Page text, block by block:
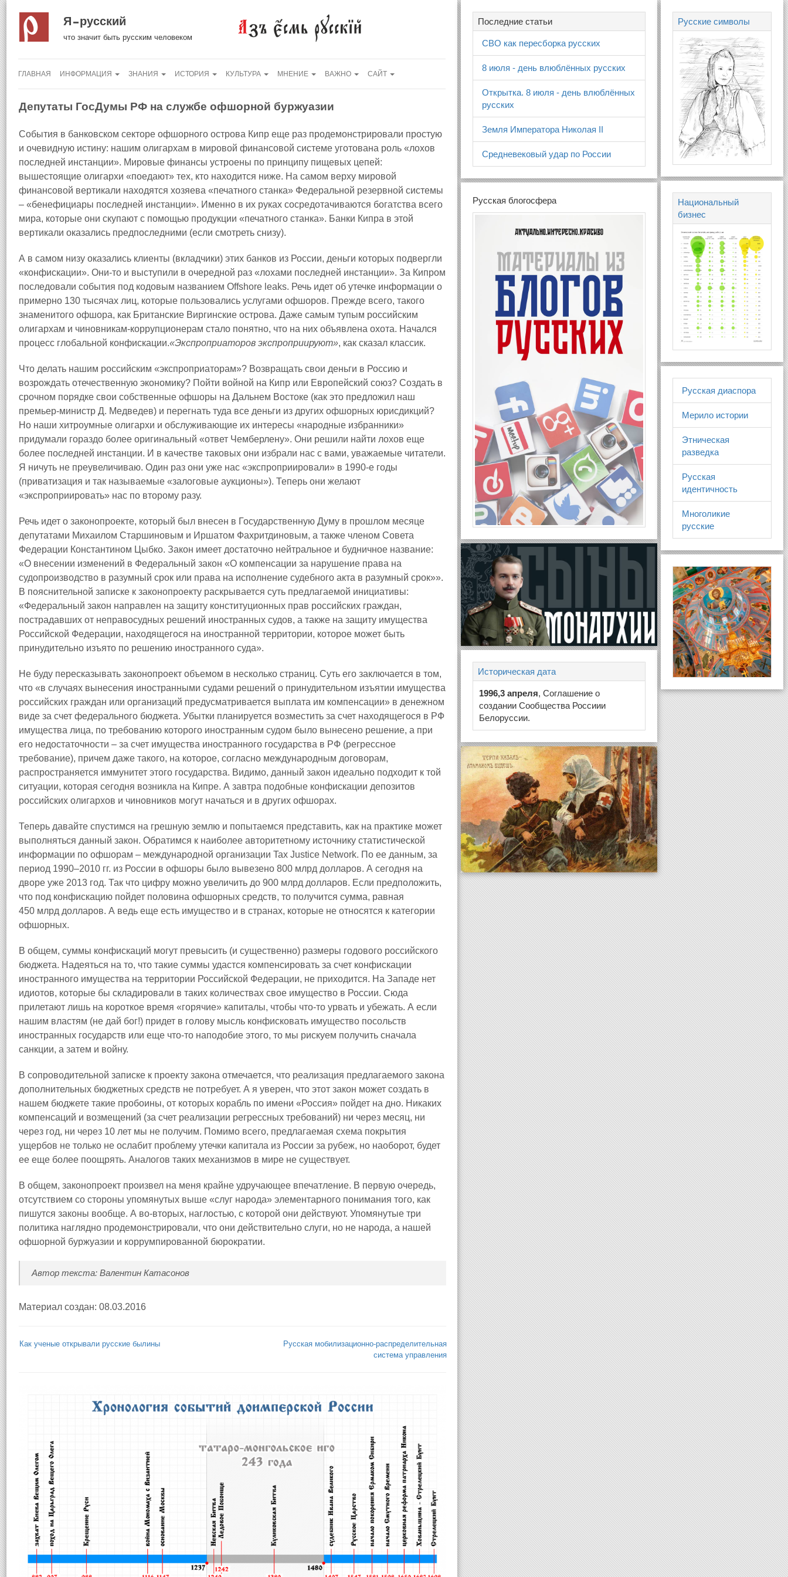
Я русский
что значит быть русским человеком
ГЛАВНАЯ ИНФОРМАЦИЯ ЗНАНИЯ ИСТОРИЯ КУЛЬТУРА МНЕНИЕ ВАЖНО САЙТ
Депутаты ГосДумы РФ на службе офшорной буржуазии
События в банковском секторе офшорного острова Кипр еще раз продемонстрировали простую
и очевидную истину: нашим олигархам в мировой финансовой системе уготована роль «лохов
последней инстанции». Мировые финансы устроены по принципу пищевых цепей:
вышестоящие олигархи «поедают» тех, кто находится ниже. На самом верху мировой
финансовой вертикали находятся хозяева «печатного станка» Федеральной резервной системы
– «бенефициары последней инстанции». Именно в их руках сосредотачиваются богатства всего
мира, которые они скупают с помощью продукции «печатного станка». Банки Кипра в этой
вертикали оказались предпоследними (если смотреть снизу).
А в самом низу оказались клиенты (вкладчики) этих банков из России, деньги которых подвергли
«конфискации». Они-то и выступили в очередной раз «лохами последней инстанции». За Кипром
последовали события под кодовым названием Offshore leaks. Речь идет об утечке информации о
примерно 130 тысячах лиц, которые пользовались услугами офшоров. Прежде всего, такого
знаменитого офшора, как Британские Виргинские острова. Даже самым тупым российским
олигархам и чиновникам-коррупционерам стало понятно, что на них объявлена охота. Начался
процесс глобальной конфискации.«Экспроприаторов экспроприируют», как сказал классик.
Что делать нашим российским «экспроприаторам»? Возвращать свои деньги в Россию и
возрождать отечественную экономику? Пойти войной на Кипр или Европейский союз? Создать в
срочном порядке свои собственные офшоры на Дальнем Востоке (как это предложил наш
премьер-министр Д. Медведев) и перегнать туда все деньги из других офшорных юрисдикций?
Но наши хитроумные олигархи и обслуживающие их интересы «народные избранники»
придумали гораздо более оригинальный «ответ Чемберлену». Они решили найти лохов еще
более последней инстанции. И в качестве таковых они избрали нас с вами, уважаемые читатели.
Я ничуть не преувеличиваю. Один раз они уже нас «экспроприировали» в 1990-е годы
(приватизация и так называемые «залоговые аукционы»). Теперь они желают
«экспроприировать» нас по второму разу.
Речь идет о законопроекте, который был внесен в Государственную Думу в прошлом месяце
депутатами Михаилом Старшиновым и Иршатом Фахритдиновым, а также членом Совета
Федерации Константином Цыбко. Закон имеет достаточно нейтральное и будничное название:
«О внесении изменений в Федеральный закон «О компенсации за нарушение права на
судопроизводство в разумный срок или права на исполнение судебного акта в разумный срок»».
В пояснительной записке к законопроекту раскрывается суть предлагаемой инициативы:
«Федеральный закон направлен на защиту конституционных прав российских граждан,
пострадавших от неправосудных решений иностранных судов, а также на защиту имущества
Российской Федерации, находящегося на иностранной территории, которое может быть
принудительно изъято по решению иностранного суда».
Не буду пересказывать законопроект объемом в несколько страниц. Суть его заключается в том,
что «в случаях вынесения иностранными судами решений о принудительном изъятии имущества
российских граждан или организаций предусматривается выплата им компенсации» в денежном
виде за счет федерального бюджета. Убытки планируется возместить за счет находящегося в РФ
имущества лица, по требованию которого иностранным судом было вынесено решение, а при
его недостаточности – за счет имущества иностранного государства в РФ (регрессное
требование), причем даже такого, на которое, согласно международным договорам,
распространяется иммунитет этого государства. Видимо, данный закон идеально подходит к той
ситуации, которая сегодня возникла на Кипре. А завтра подобные конфискации депозитов
российских олигархов и чиновников могут начаться и в других офшорах.
Теперь давайте спустимся на грешную землю и попытаемся представить, как на практике может
выполняться данный закон. Обратимся к наиболее авторитетному источнику статистической
информации по офшорам – международной организации Tax Justice Network. По ее данным, за
период 1990–2010 гг. из России в офшоры было вывезено 800 млрд долларов. А сегодня на
дворе уже 2013 год. Так что цифру можно увеличить до 900 млрд долларов. Если предположить,
что под конфискацию пойдет половина офшорных средств, то получится сумма, равная
450 млрд долларов. А ведь еще есть имущество и в странах, которые не относятся к категории
офшорных.
В общем, суммы конфискаций могут превысить (и существенно) размеры годового российского
бюджета. Надеяться на то, что такие суммы удастся компенсировать за счет конфискации
иностранного имущества на территории Российской Федерации, не приходится. На Западе нет
идиотов, которые бы складировали в таких количествах свое имущество в России. Сюда
прилетают лишь на короткое время «горячие» капиталы, чтобы что-то урвать и убежать. А если
нашим властям (не дай бог!) придет в голову мысль конфисковать имущество посольств
иностранных государств или еще что-то наподобие этого, то мы рискуем получить сначала
санкции, а затем и войну.
В сопроводительной записке к проекту закона отмечается, что реализация предлагаемого закона
дополнительных бюджетных средств не потребует. А я уверен, что этот закон может создать в
нашем бюджете такие пробоины, от которых корабль по имени «Россия» пойдет на дно. Никаких
компенсаций и возмещений (за счет реализации регрессных требований) ни через месяц, ни
через год, ни через 10 лет мы не получим. Помимо всего, предлагаемая схема покрытия
ущербов не только не ослабит проблему утечки капитала из России за рубеж, но наоборот, будет
ее еще более поощрять. Аналогов таких механизмов в мире не существует.
В общем, законопроект произвел на меня крайне удручающее впечатление. В первую очередь,
отсутствием со стороны упомянутых выше «слуг народа» элементарного понимания того, как
пишутся законы вообще. А во-вторых, наглостью, с которой они действуют. Упомянутые три
политика наглядно продемонстрировали, что они действительно слуги, но не народа, а нашей
офшорной буржуазии и коррумпированной бюрократии.
Автор текста: Валентин Катасонов
Материал создан: 08.03.2016
Как ученые открывали русские былины
Русская мобилизационно-распределительная
система управления
Последние статьи
СВО как пересборка русских
8 июля - день влюблённых русских
Открытка. 8 июля - день влюблённых
русских
Земля Императора Николая II
Средневековый удар по России
Русская блогосфера
Историческая дата
1996,3 апреля, Соглашение о
создании Сообщества Россиии
Белоруссии.
Русские символы
Национальный
бизнес
Русская диаспора
Мерило истории
Этническая
разведка
Русская
идентичность
Многоликие
русские